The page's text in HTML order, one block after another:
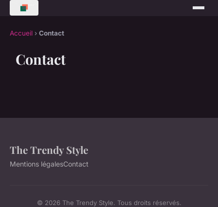
Accueil › Contact
Contact
The Trendy Style
Mentions légalesContact
© 2026 The Trendy Style. Tous droits réservés.